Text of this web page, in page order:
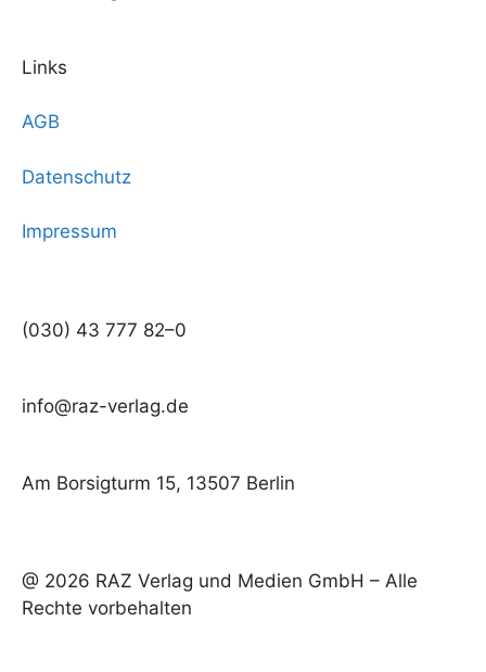
Links
AGB
Datenschutz
Impressum
(030) 43 777 82–0
info@raz-verlag.de
Am Borsigturm 15, 13507 Berlin
@ 2026 RAZ Verlag und Medien GmbH – Alle
Rechte vorbehalten